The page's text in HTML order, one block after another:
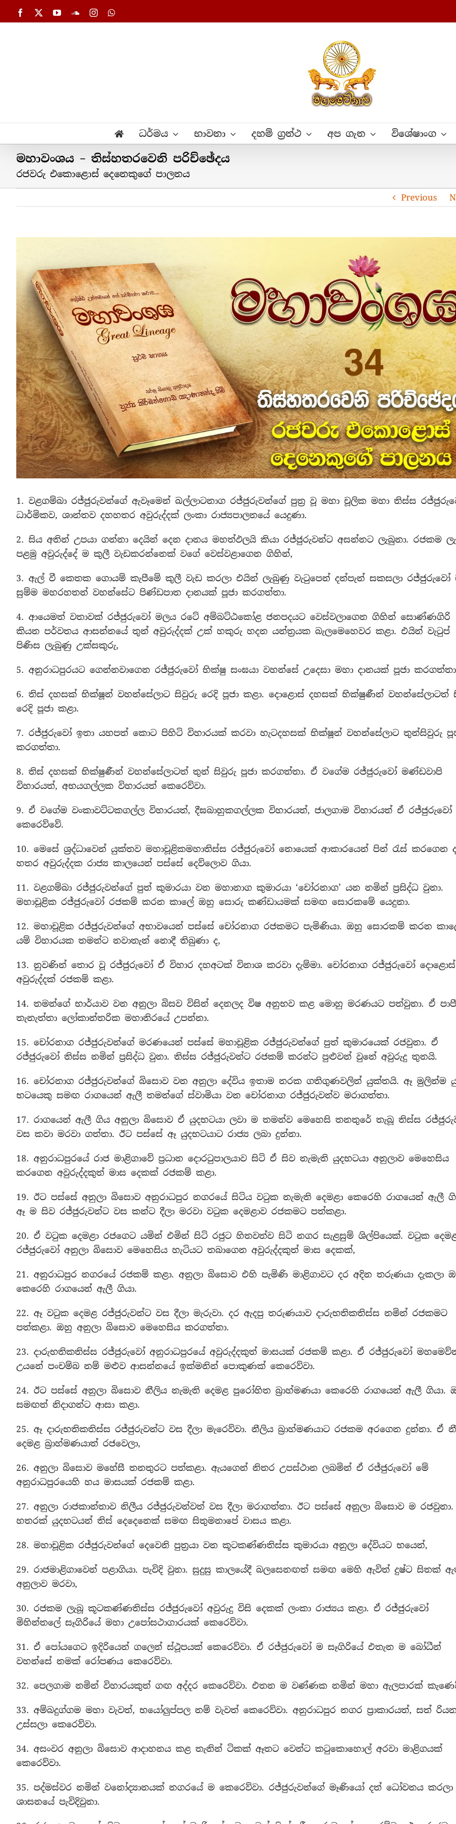
to
Facebook YouTubeSoundCloud
InstagramWhatsApp
ධර්මය භාවනා දහම් ග්‍රන්ථ අප ගැන විශේෂාංග
මහාවංශය – තිස්හතරවෙනි පරිච්ඡේදය
රජවරු එකොළොස් දෙනෙකුගේ පාලනය
Previous
1. වළගම්බා රජ්ජුරුවන්ගේ ඇවෑමෙන් ඛල්ලාටනාග රජ්ජුරුවන්ගේ පුත්‍ර වූ මහා චූලික මහා තිස්ස
ධාර්මිකව, ශාන්තව දහහතර අවුරුද්දක් ලංකා රාජ්‍යපාලනයේ යෙදුණා.
2. සිය අතින් උපයා ගන්නා දෙයින් දෙන දානය මහත්ඵලයි කියා රජ්ජුරුවන්ට අසන්නට ලැබුනා. රජකම
පළමු අවුරුද්දේ ම කුලී වැඩකරන්නෙක් වගේ වෙස්වළාගෙන ගිහින්,
3. ඇල් වී කෙතක ගොයම් කැපීමේ කුලී වැඩ කරලා එයින් ලැබුණු වැටුපෙන් දන්පැන් සකසලා රජ්ජුරුවෝ
සුම්ම මහරහතන් වහන්සේට පිණ්ඩපාත දානයක් පූජා කරගත්තා.
4. ආයෙමත් වතාවක් රජ්ජුරුවෝ මලය රටේ අම්බට්ඨකෝළ ජනපදයට වෙස්වලාගෙන ගිහින් සොණ්ණගිරි
කියන පර්වතය ආසන්නයේ තුන් අවුරුද්දක් උක් හකුරු හදන යන්ත්‍රයක බැලමෙහෙවර කළා. එයින් වැටුප්
පිණිස ලැබුණු උක්සකුරු,
5. අනුරාධපුරයට ගෙන්නවාගෙන රජ්ජුරුවෝ භික්ෂු සංඝයා වහන්සේ උදෙසා මහා දානයක් පූජා
6. තිස් දහසක් භික්ෂූන් වහන්සේලාට සිවුරු රෙදි පූජා කළා. දොළොස් දහසක් භික්ෂුණීන් වහන්සේලාටත්
රෙදි පූජා කළා.
7. රජ්ජුරුවෝ ඉතා යහපත් කොට පිහිටි විහාරයක් කරවා හැටදහසක් භික්ෂූන් වහන්සේලාට තුන්සිවුරු
කරගත්තා.
8. තිස් දහසක් භික්ෂුණීන් වහන්සේලාටත් තුන් සිවුරු පූජා කරගත්තා. ඒ වගේම රජ්ජුරුවෝ මණ්ඩවාපි
විහාරයත්, අභයගල්ලක විහාරයත් කෙරෙව්වා.
9. ඒ වගේම වංකාවට්ටකගල්ල විහාරයත්, දීඝබාහුකගල්ලක විහාරයත්, ජාලගාම විහාරයත් ඒ
කෙරෙව්වේ.
10. මෙසේ ශ්‍රද්ධාවෙන් යුක්තව මහාචූළිකමහාතිස්ස රජ්ජුරුවෝ නොයෙක් ආකාරයෙන් පින් රැස් කරගෙන
හතර අවුරුද්දක රාජ්‍ය කාලයෙන් පස්සේ දෙව්ලොව ගියා.
11. වළගම්බා රජ්ජුරුවන්ගේ පුත් කුමාරයා වන මහානාග කුමාරයා ‘චෝරනාග’ යන නමින් ප්‍රසිද්ධ වුනා.
මහාචූළික රජ්ජුරුවෝ රජකම් කරන කාලේ ඔහු සොරු කණ්ඩායමක් සමඟ සොරකමේ යෙදුනා.
12. මහාචූළික රජ්ජුරුවන්ගේ අභාවයෙන් පස්සේ චෝරනාග රජකමට පැමිණියා. ඔහු සොරකම් කරන
යම් විහාරයක තමන්ට නවාතැන් නොදී තිබුණා ද,
13. නුවණින් තොර වූ රජ්ජුරුවෝ ඒ විහාර දහඅටක් විනාශ කරවා දැම්මා. චෝරනාග රජ්ජුරුවෝ දොළොස්
අවුරුද්දක් රජකම් කළා.
14. තමන්ගේ භාර්යාව වන අනුලා බිසව විසින් දෙනලද විෂ අනුභව කළ මොහු මරණයට පත්වුනා. ඒ පාපී
තැනැත්තා ලෝකාන්තරික මහානිරයේ උපන්නා.
15. චෝරනාග රජ්ජුරුවන්ගේ මරණයෙන් පස්සේ මහාචූළික රජ්ජුරුවන්ගේ පුත් කුමාරයෙක් රජවුනා. ඒ
රජ්ජුරුවෝ තිස්ස නමින් ප්‍රසිද්ධ වුනා. තිස්ස රජ්ජුරුවන්ට රජකම් කරන්ට පුළුවන් වුනේ අවුරුදු තුනයි.
16. චෝරනාග රජ්ජුරුවන්ගේ බිසොව වන අනුලා දේවිය ඉතාම නරක ගතිගුණවලින් යුක්තයි. ඈ මුලින්ම
භටයෙකු සමඟ රාගයෙන් ඇලී තමන්ගේ ස්වාමියා වන චෝරනාග රජ්ජුරුවන්ව මරාගත්තා.
17. රාගයෙන් ඇලී ගිය අනුලා බිසොව ඒ යුදභටයා ලවා ම තමන්ව මෙහෙසි තනතුරේ තැබූ තිස්ස
වස කවා මරවා ගත්තා. ඊට පස්සේ ඈ යුදභටයාට රාජ්‍ය ලබා දුන්නා.
18. අනුරාධපුරයේ රාජ මාළිගාවේ ප්‍රධාන දොරටුපාලයාව සිටි ඒ සිව නැමැති යුදභටයා අනුලාව මෙහෙසිය
කරගෙන අවුරුද්දකුත් මාස දෙකක් රජකම් කළා.
19. ඊට පස්සේ අනුලා බිසොව අනුරාධපුර නගරයේ සිටිය වටුක නැමැති දෙමළා කෙරෙහි රාගයෙන් ඇලී
ඈ ම සිව රජ්ජුරුවන්ට වස කන්ට දීලා මරවා වටුක දෙමළාව රජකමට පත්කළා.
20. ඒ වටුක දෙමළා රජගෙට යමින් එමින් සිටි රජුට හිතවත්ව සිටි නගර සැළසුම් ශිල්පියෙක්. වටුක
රජ්ජුරුවෝ අනුලා බිසොව මෙහෙසිය හැටියට තබාගෙන අවුරුද්දකුත් මාස දෙකක්,
21. අනුරාධපුර නගරයේ රජකම් කළා. අනුලා බිසොව එහි පැමිණි මාළිගාවට දර අදින තරුණයා දැකලා
කෙරෙහි රාගයෙන් ඇලී ගියා.
22. ඈ වටුක දෙමළ රජ්ජුරුවන්ට වස දීලා මැරුවා. දර ඇදපු තරුණයාව දාරුභතිකතිස්ස නමින් රජකමට
පත්කළා. ඔහු අනුලා බිසොව මෙහෙසිය කරගත්තා.
23. දාරුභතිකතිස්ස රජ්ජුරුවෝ අනුරාධපුරයේ අවුරුද්දකුත් මාසයක් රජකම් කළා. ඒ රජ්ජුරුවෝ
උයනේ පංචම්බ නම් මළුව ආසන්නයේ ඉක්මනින් පොකුණක් කෙරෙව්වා.
24. ඊට පස්සේ අනුලා බිසොව නීලිය නැමැති දෙමළ පුරෝහිත බ්‍රාහ්මණයා කෙරෙහි රාගයෙන් ඇලී ගියා.
සමඟත් නිදාගන්ට ආසා කළා.
25. ඈ දාරුභතිකතිස්ස රජ්ජුරුවන්ට වස දීලා මැරෙව්වා. නීලිය බ්‍රාහ්මණයාට රජකම අරගෙන දුන්නා. ඒ
දෙමළ බ්‍රාහ්මණයාත් රජවෙලා,
26. අනුලා බිසොව මහේසී තනතුරට පත්කළා. ඇයගෙන් නිතර උපස්ථාන ලබමින් ඒ රජ්ජුරුවෝ මේ
අනුරාධපුරයෙහි හය මාසයක් රජකම් කළා.
27. අනුලා රාජකාන්තාව නිලීය රජ්ජුරුවන්වත් වස දීලා මරාගත්තා. ඊට පස්සේ අනුලා බිසොව ම රජවුනා.
හතරක් යුදභටයන් තිස් දෙදෙනෙක් සමඟ සිතුමනාපේ වාසය කළා.
28. මහාචූළික රජ්ජුරුවන්ගේ දෙවෙනි පුත්‍රයා වන කූටකණ්ණතිස්ස කුමාරයා අනුලා දේවියට භයෙන්,
29. රාජමාළිගාවෙන් පළාගියා. පැවිදි වුනා. සුදුසු කාලයේදී බලසෙනඟත් සමඟ මෙහි ඇවිත් දුෂ්ට සිතක්
අනුලාව මරවා,
30. රජකම ලැබූ කූටකණ්ණතිස්ස රජ්ජුරුවෝ අවුරුදු විසි දෙකක් ලංකා රාජ්‍යය කළා. ඒ රජ්ජුරුවෝ
මිහින්තලේ සෑගිරියේ මහා උපෝසථාගාරයක් කෙරෙව්වා.
31. ඒ පෝයගෙට ඉදිරියෙන් ගලෙන් ස්ථූපයක් කෙරෙව්වා. ඒ රජ්ජුරුවෝ ම සෑගිරියේ එතැන ම බෝධීන්
වහන්සේ නමක් රෝපණය කෙරෙව්වා.
32. පෙලගාම නමින් විහාරයකුත් ගඟ අද්දර කෙරෙව්වා. එතන ම වණ්ණක නමින් මහා ඇලපාරක්
33. අම්බදුග්ගම මහා වැවත්, භයෝලුප්පල නම් වැවත් කෙරෙව්වා. අනුරාධපුර නගර ප්‍රාකාරයත්, සත්
උස්සලා කෙරෙව්වා.
34. අසංවර අනුලා බිසොව ආදාහනය කළ තැනින් ටිකක් ඈතට වෙන්ට කටුකොහොල් අරවා මාළිගයක්
කෙරෙව්වා.
35. පද්මස්වර නමින් වනෝද්‍යානයක් නගරයේ ම කෙරෙව්වා. රජ්ජුරුවන්ගේ මෑණියෝ දත් ධෝවනය කරලා
ශාසනයේ පැවිදිවුනා.